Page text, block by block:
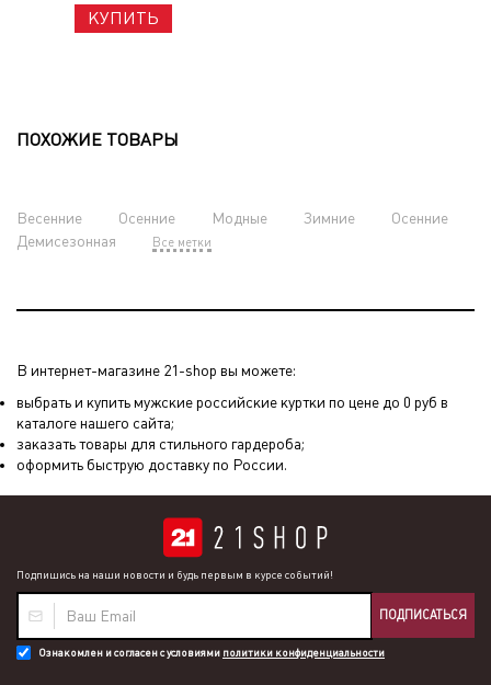
КУПИТЬ
ПОХОЖИЕ ТОВАРЫ
Весенние Осенние Модные Зимние
Осенние
Демисезонная
Все метки
В интернет-магазине 21-shop вы можете:
выбрать и купить мужские российские куртки по цене до 0 руб в
каталоге нашего сайта;
заказать товары для стильного гардероба;
оформить быструю доставку по России.
Подпишись на наши новости и будь первым в курсе событий!
ПОДПИСАТЬСЯ
Ознакомлен и согласен с условиями политики конфиденциальности